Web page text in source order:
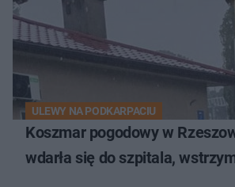
ULEWY NA PODKARPACIU
Koszmar pogodowy w
wdarła się do szpitala,